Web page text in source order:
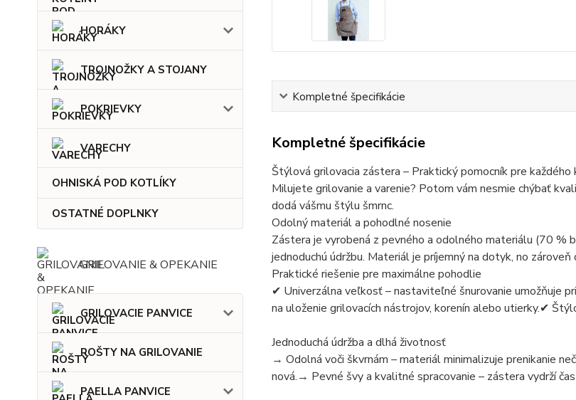
HORÁKY
TROJNOŽKY A STOJANY
POKRIEVKY
VARECHY
OHNISKÁ POD KOTLÍKY
OSTATNÉ DOPLNKY
GRILOVANIE & OPEKANIE
GRILOVACIE PANVICE
ROŠTY NA GRILOVANIE
PAELLA PANVICE
Kompletné špecifikácie
Kompletné špecifikácie
Štýlová grilovacia zástera – Praktický pomocník pre každého
Milujete grilovanie a varenie? Potom vám nesmie chýbať
dodá vášmu štýlu šmrnc.
Odolný materiál a pohodlné nosenie
Zástera je vyrobená z pevného a odolného materiálu (70
jednoduchú údržbu. Materiál je príjemný na dotyk, no
Praktické riešenie pre maximálne pohodlie
✔ Univerzálna veľkosť – nastaviteľné šnurovanie umožňuje
na uloženie grilovacích nástrojov, korenín alebo utierky.✔
Jednoduchá údržba a dlhá životnosť
→ Odolná voči škvrnám – materiál minimalizuje prenikanie
nová.→ Pevné švy a kvalitné spracovanie – zástera vydrží